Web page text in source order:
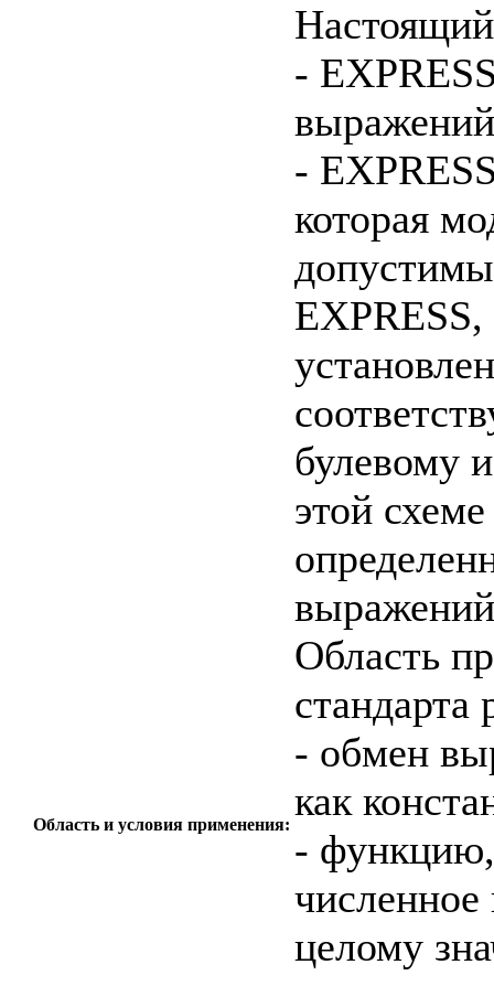
Область и условия применения:
Настоящий
-
-
которая
EXPRESS,
булевому
этой
Область
стандарта
- обмен
как
- функцию,
целому